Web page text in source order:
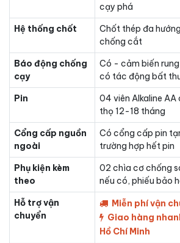
cạy phá
Hệ thống chốt
Chốt thép đa
chống cắt
Báo động chống
cạy
Có - cảm biến
có tác động bất
Pin
04 viên Alkaline
thọ 12-18 tháng
Cổng cấp nguồn
ngoài
Có cổng cấp pin
trường hợp hết pin
Phụ kiện kèm
theo
02 chìa cơ chống
nếu có, phiếu bảo
Hỗ trợ vận
chuyển
Miễn phí vận
Giao hàng
Hồ Chí Minh